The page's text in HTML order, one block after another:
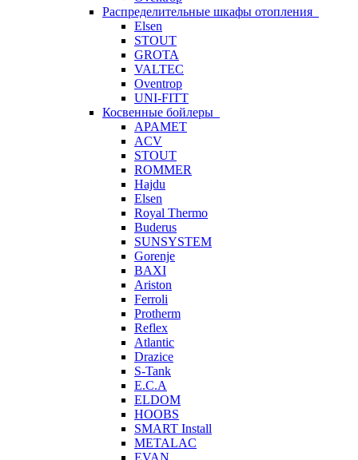
Распределительные шкафы отопления
Elsen
STOUT
GROTA
VALTEC
Oventrop
UNI-FITT
Косвенные бойлеры
APAMET
ACV
STOUT
ROMMER
Hajdu
Elsen
Royal Thermo
Buderus
SUNSYSTEM
Gorenje
BAXI
Ariston
Ferroli
Protherm
Reflex
Atlantic
Drazice
S-Tank
E.C.A
ELDOM
HOOBS
SMART Install
METALAC
EVAN